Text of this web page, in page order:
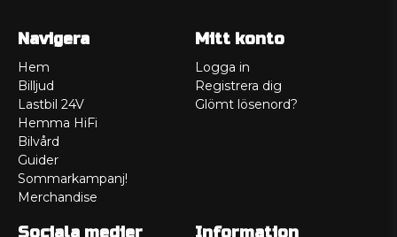
Navigera
Hem
Billjud
Lastbil 24V
Hemma HiFi
Bilvård
Guider
Sommarkampanj!
Merchandise
Mitt konto
Logga in
Registrera dig
Glömt lösenord?
Sociala medier Information